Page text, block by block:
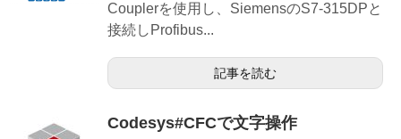
Couplerを使用し、SiemensのS7-315DPと
接続しProfibus...
記事を読む
Codesys#CFCで文字操作